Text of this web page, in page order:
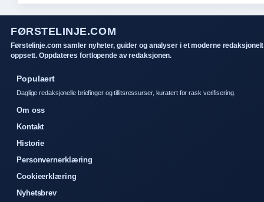
FØRSTELINJE.COM
Førstelinje.com samler nyheter, guider og analyser i et moderne redaksjonelt
oppsett. Oppdateres fortlopende av redaksjonen.
Populaert
Daglige redaksjonelle briefinger og tillitsressurser, kuratert for rask verifisering.
Om oss
Kontakt
Historie
Personvernerklæring
Cookieerklæring
Nyhetsbrev